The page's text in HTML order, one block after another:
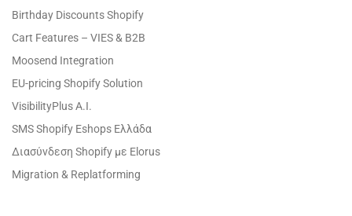
Birthday Discounts Shopify
Cart Features – VIES & B2B
Moosend Integration
EU-pricing Shopify Solution
VisibilityPlus A.I.
SMS Shopify Eshops Ελλάδα
Διασύνδεση Shopify με Elorus
Migration & Replatforming